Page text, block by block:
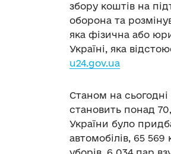
збору коштів на
оборона та
яка фізична або
Україні, яка
u24.gov.ua
Станом на
становить понад
України було
автомобілів, 65